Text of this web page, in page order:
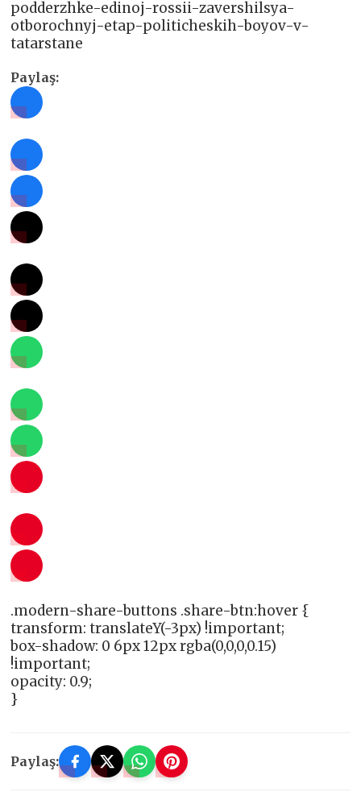
podderzhke-edinoj-rossii-zavershilsya-
otborochnyj-etap-politicheskih-boyov-v-
tatarstane
Paylaş:
.modern-share-buttons .share-btn:hover {
transform: translateY(-3px) !important;
box-shadow: 0 6px 12px rgba(0,0,0,0.15)
!important;
opacity: 0.9;
}
Paylaş: